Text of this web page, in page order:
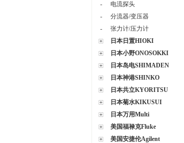
-
电流探头
-
分流器/变压器
-
张力计/压力计
日本日置HIOKI
日本小野ONOSOKKI
日本岛电SHIMADEN
日本神港SHINKO
日本共立KYORITSU
日本菊水KIKUSUI
日本万用Multi
美国福禄克Fluke
美国安捷伦Agilent